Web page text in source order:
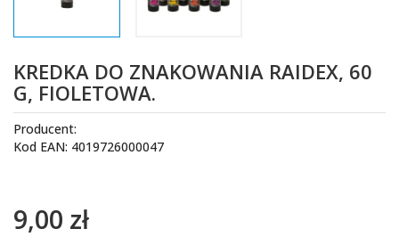
KREDKA DO ZNAKOWANIA RAIDEX, 60
G, FIOLETOWA.
Producent:
Kod EAN: 4019726000047
9,00 zł